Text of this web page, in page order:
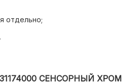
отдельно;
31174000 СЕНСОРНЫЙ ХРОМ